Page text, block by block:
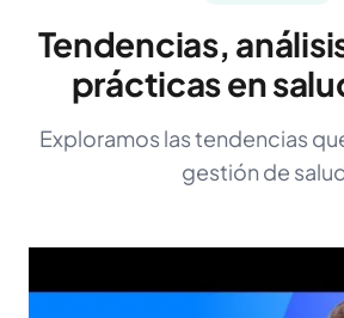
Tendencias,
prácticas en
Exploramos las tendencias
gestión de